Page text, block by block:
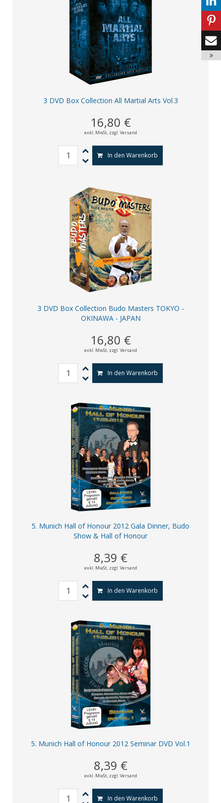
3 DVD Box Collection All Martial Arts Vol.3
16,80 €
exkl. MwSt, zzgl. Versand
In den Warenkorb
3 DVD Box Collection Budo Masters TOKYO -
OKINAWA - JAPAN
16,80 €
exkl. MwSt, zzgl. Versand
In den Warenkorb
5. Munich Hall of Honour 2012 Gala Dinner, Budo
Show & Hall of Honour
8,39 €
exkl. MwSt, zzgl. Versand
In den Warenkorb
5. Munich Hall of Honour 2012 Seminar DVD Vol.1
8,39 €
exkl. MwSt, zzgl. Versand
In den Warenkorb